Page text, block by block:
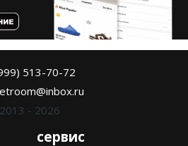
513-70-72
2013 - 2026
сервис